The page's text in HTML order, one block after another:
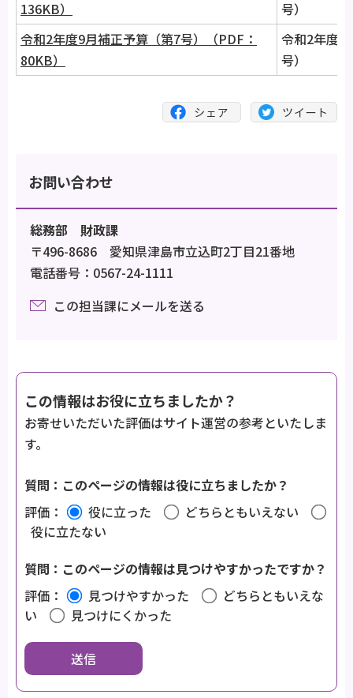
136KB）
号）
令和2年度9月補正予算（第7号）（PDF：
80KB）
令和2年度9
号）
お問い合わせ
総務部 財政課
〒496-8686 愛知県津島市立込町2丁目21番地
電話番号：0567-24-1111
この担当課にメールを送る
この情報はお役に立ちましたか？
お寄せいただいた評価はサイト運営の参考といたしま
す。
質問：このページの情報は役に立ちましたか？
評価：
役に立った
どちらともいえない
役に立たない
質問：このページの情報は見つけやすかったですか？
評価：
見つけやすかった
どちらともいえな
い
見つけにくかった